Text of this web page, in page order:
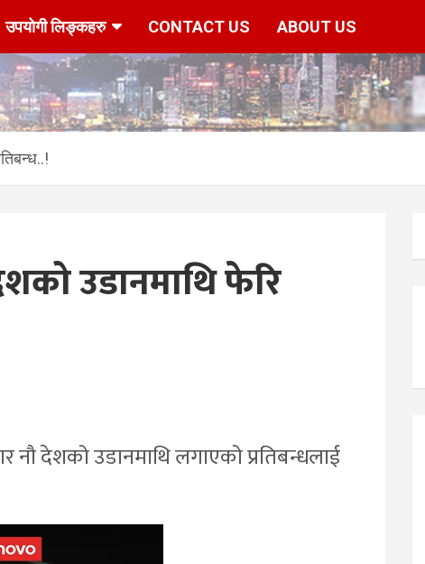
उपयोगी लिङ्कहरु CONTACT US ABOUT US
उडानमाथि फेरि
देशको उडानमाथि लगाएको प्रतिबन्धलाई